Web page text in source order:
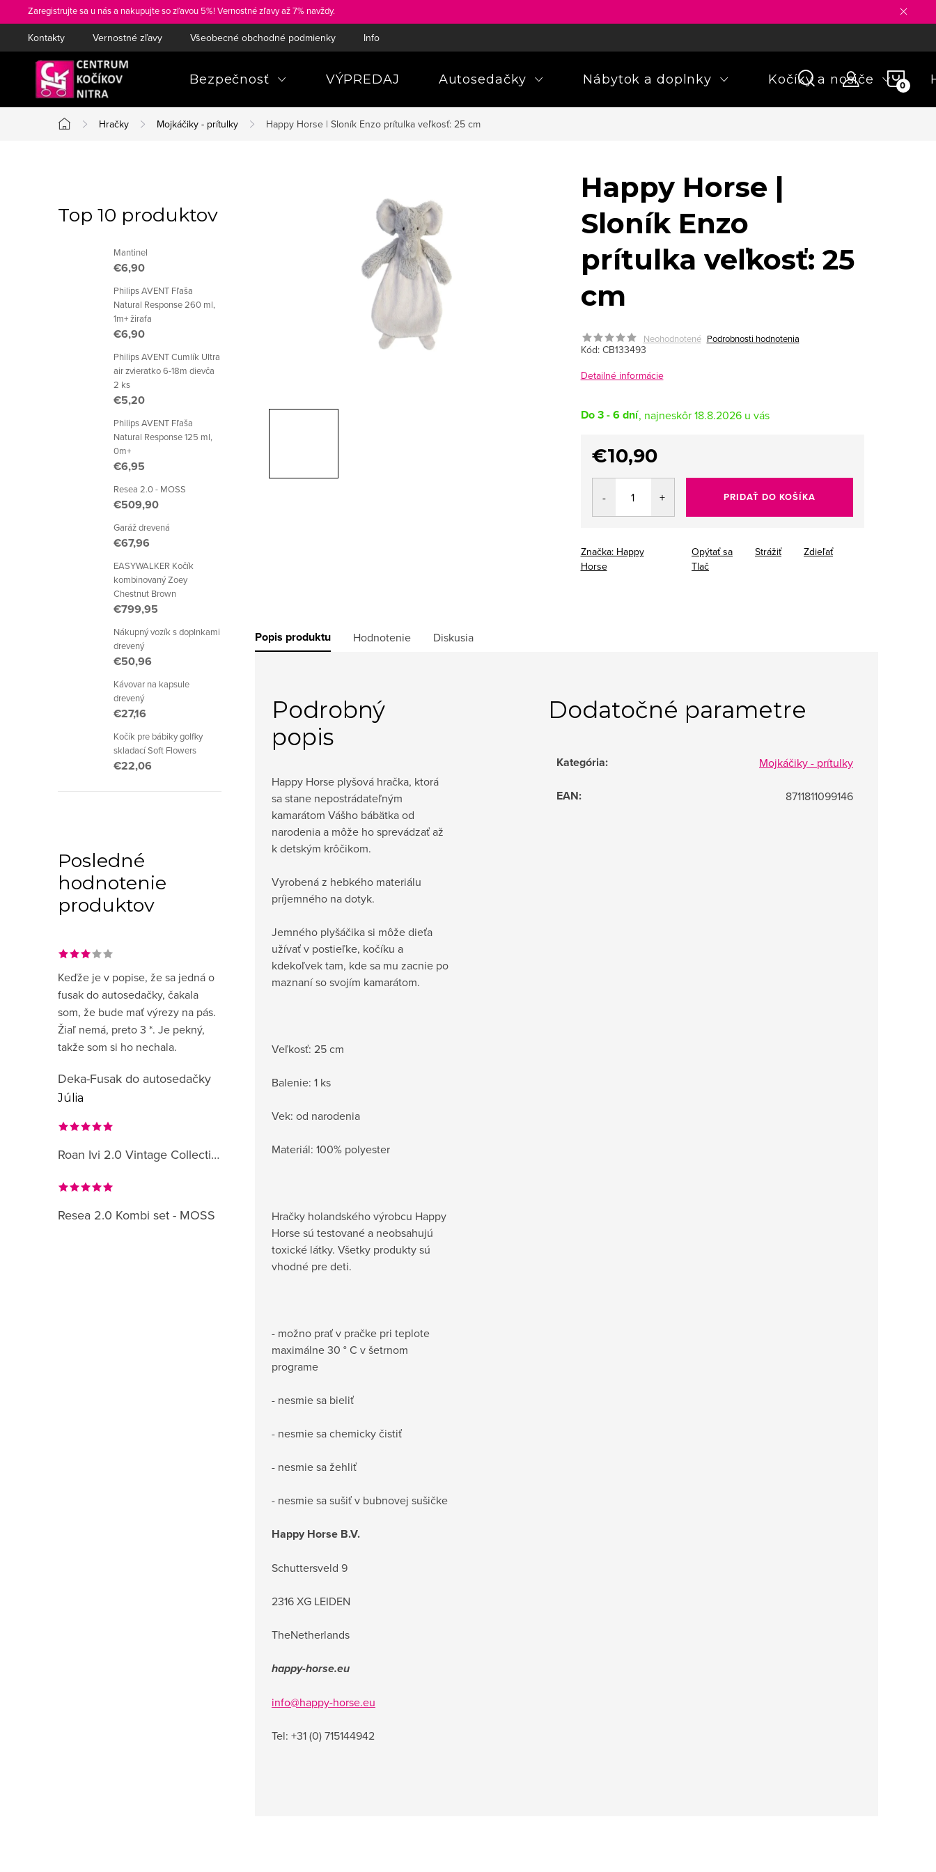
na
Zaregistrujte sa u nás a nakupujte so zľavou 5%! Vernostné zľavy až 7% navždy.
Kontakty Vernostné zľavy Všeobecné obchodné podmienky Informácie a poučenia pre spotrebiteľa
Bezpečnosť VÝPREDAJ Autosedačky Nábytok a doplnky Kočíky a nosiče
Domov
Hračky Mojkáčiky - prítulky Happy Horse | Sloník Enzo prítulka veľkosť: 25 cm
o
Top 10 produktov
Mantinel
€6,90
Philips AVENT Fľaša
Natural Response 260 ml,
1m+ žirafa
€6,90
Philips AVENT Cumlík Ultra
air zvieratko 6-18m dievča
2 ks
€5,20
Philips AVENT Fľaša
Natural Response 125 ml,
0m+
€6,95
Resea 2.0 - MOSS
€509,90
Garáž drevená
€67,96
EASYWALKER Kočík
kombinovaný Zoey
Chestnut Brown
€799,95
Nákupný vozík s doplnkami
drevený
€50,96
Kávovar na kapsule
drevený
€27,16
Kočík pre bábiky golfky
skladací Soft Flowers
€22,06
Posledné
hodnotenie
produktov
Keďže je v popise, že sa jedná o
fusak do autosedačky, čakala
som, že bude mať výrezy na pás.
Žiaľ nemá, preto 3 *. Je pekný,
takže som si ho nechala.
Deka-Fusak do autosedačky
Júlia
Roan Ivi 2.0 Vintage Collection
Resea 2.0 Kombi set - MOSS
Happy Horse |
Sloník Enzo
prítulka veľkosť: 25
cm
Neohodnotené Podrobnosti hodnotenia
Kód: CB133493
Detailné informácie
Do 3 - 6 dní 18.8.2026
€10,90
Jednotková
PRIDAŤ DO KOŠÍKA
Značka: Happy
Horse
Tlač
Opýtať sa Strážiť Zdieľať
Popis produktu Hodnotenie Diskusia
Podrobný
popis
Happy Horse plyšová hračka, ktorá
sa stane nepostrádateľným
kamarátom Vášho bábätka od
narodenia a môže ho sprevádzať až
k detským krôčikom.
Vyrobená z hebkého materiálu
príjemného na dotyk.
Jemného plyšáčika si môže dieťa
užívať v postieľke, kočíku a
kdekoľvek tam, kde sa mu zacnie po
maznaní so svojím kamarátom.
Veľkosť: 25 cm
Balenie: 1 ks
Vek: od narodenia
Materiál: 100% polyester
Hračky holandského výrobcu Happy
Horse sú testované a neobsahujú
toxické látky. Všetky produkty sú
vhodné pre deti.
- možno prať v pračke pri teplote
maximálne 30 ° C v šetrnom
programe
- nesmie sa bieliť
- nesmie sa chemicky čistiť
- nesmie sa žehliť
- nesmie sa sušiť v bubnovej sušičke
Happy Horse B.V.
Schuttersveld 9
2316 XG LEIDEN
TheNetherlands
happy-horse.eu
info@happy-horse.eu
Tel: +31 (0) 715144942
Dodatočné parametre
Kategória: Mojkáčiky - prítulky
EAN: 8711811099146